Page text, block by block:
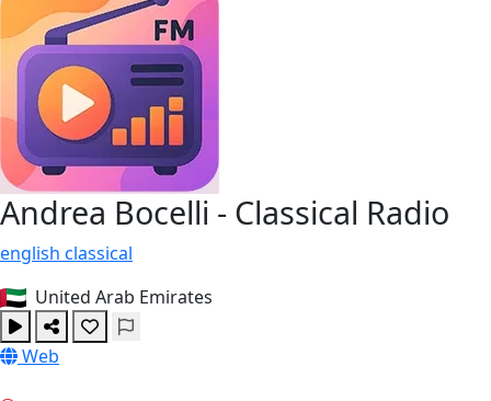
Andrea Bocelli - Classical Radio
english classical
United Arab Emirates
Web